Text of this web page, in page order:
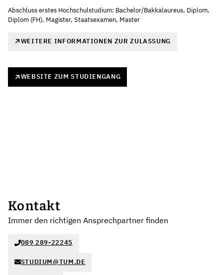
Abschluss erstes Hochschulstudium: Bachelor/Bakkalaureus, Diplom,
Diplom (FH), Magister, Staatsexamen, Master
WEITERE INFORMATIONEN ZUR ZULASSUNG
WEBSITE ZUM STUDIENGANG
Kontakt
Immer den richtigen Ansprechpartner finden
089 289-22245
STUDIUM@TUM.DE